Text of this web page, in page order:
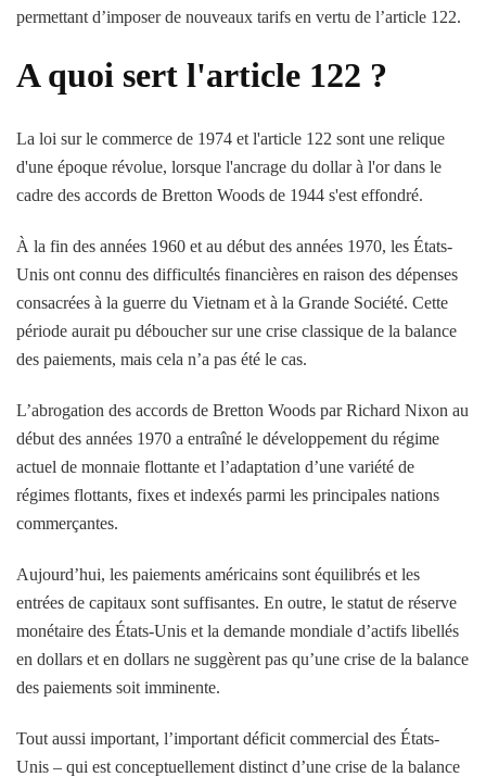
permettant d’imposer de nouveaux tarifs en vertu de l’article 122.
A quoi sert l'article 122 ?
La loi sur le commerce de 1974 et l'article 122 sont une relique
d'une époque révolue, lorsque l'ancrage du dollar à l'or dans le
cadre des accords de Bretton Woods de 1944 s'est effondré.
À la fin des années 1960 et au début des années 1970, les États-
Unis ont connu des difficultés financières en raison des dépenses
consacrées à la guerre du Vietnam et à la Grande Société. Cette
période aurait pu déboucher sur une crise classique de la balance
des paiements, mais cela n’a pas été le cas.
L’abrogation des accords de Bretton Woods par Richard Nixon au
début des années 1970 a entraîné le développement du régime
actuel de monnaie flottante et l’adaptation d’une variété de
régimes flottants, fixes et indexés parmi les principales nations
commerçantes.
Aujourd’hui, les paiements américains sont équilibrés et les
entrées de capitaux sont suffisantes. En outre, le statut de réserve
monétaire des États-Unis et la demande mondiale d’actifs libellés
en dollars et en dollars ne suggèrent pas qu’une crise de la balance
des paiements soit imminente.
Tout aussi important, l’important déficit commercial des États-
Unis – qui est conceptuellement distinct d’une crise de la balance